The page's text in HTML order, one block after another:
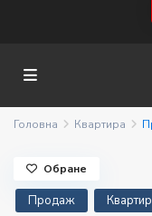
Головна Квартира
Продаж
Обране